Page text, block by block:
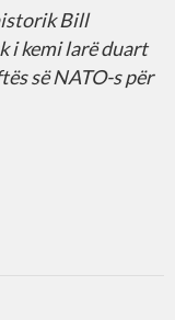
Bill
i kemi larë duart
së NATO-s për